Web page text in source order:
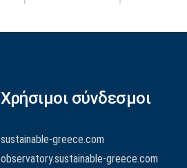
Χρήσιμοι σύνδεσμοι
sustainable-greece.com
observatory.sustainable-greece.com